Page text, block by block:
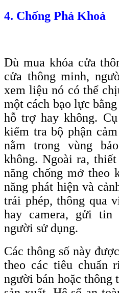
4. Chống Phá Khoá
Dù mua khóa cửa
cửa thông minh,
xem liệu nó có thể
một cách bạo lực
hỗ trợ hay không.
kiểm tra bộ phận
nằm trong vùng
không. Ngoài ra,
năng chống mở theo
năng phát hiện và
trái phép, thông qua
hay camera, gửi tin
người sử dụng.
Các thông số này
theo các tiêu chuẩn
người bán hoặc thông